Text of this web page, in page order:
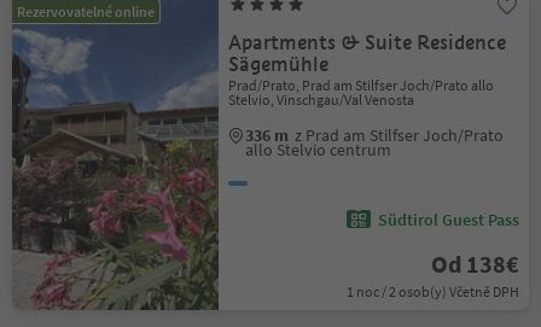
Rezervovatelné online
Apartments & Suite Residence
Sägemühle
Prad/Prato, Prad am Stilfser Joch/Prato allo
Stelvio, Vinschgau/Val Venosta
336 m z Prad am Stilfser Joch/Prato
allo Stelvio centrum
Südtirol Guest Pass
Od 138€
1 noc / 2 osob(y) Včetně DPH